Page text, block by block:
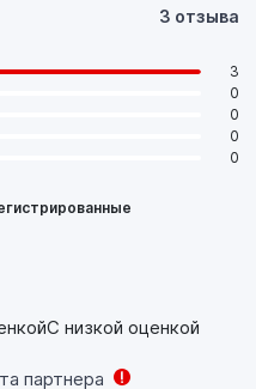
3 отзыва
3
0
0
0
0
С низкой оценкой
партнера